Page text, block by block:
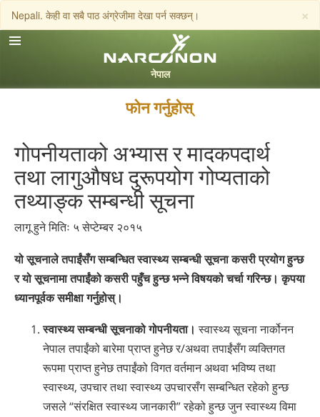
×
Nepali. केही वा सबै पाठ अंग्रेजीमा देखा पर्न सक्छन्।
Turkish
सबै क्षेत्र /भाषा
फोन गर्नुहोस्
गोपनीयताको अभ्यास र मादकपदार्थ
तथा लागुऔषध दुरूपयोग गोप्यताको
तथ्याङ्क सम्बन्धी सूचना
लागू हुने मितिः ५ सेप्टेम्बर २०१५
यो सूचनाले तपाईं‍सँग सम्बन्धित स्वास्थ्य सम्बन्धी सूचना कसरी प्रयोग हुन्छ
र यो सूचनामा तपाईंको कसरी पहुँच हुन्छ भन्ने विषयको चर्चा गरिन्छ। कृपया
ध्यानपूर्वक समीक्षा गर्नुहोस्।
स्वास्थ्य सम्बन्धी सूचनाको गोपनीयता। स्वास्थ्य सूचना नार्कोनन
नेपाल तपाईंको बारेमा प्राप्त हुनेछ र/अथवा तपाईं‍सँग व्यक्तिगत
रूपमा प्राप्त हुनेछ तपाईंको विगत वर्तमान अथवा भविष्य तथा
स्वास्थ्य, उपचार तथा स्वास्थ्य उपचार‍सँग सम्बन्धित रहेको हुन्छ
जसले “संरक्षित स्वास्थ्य जानकारी” रहेको हुन्छ जुन स्वास्थ्य विमा